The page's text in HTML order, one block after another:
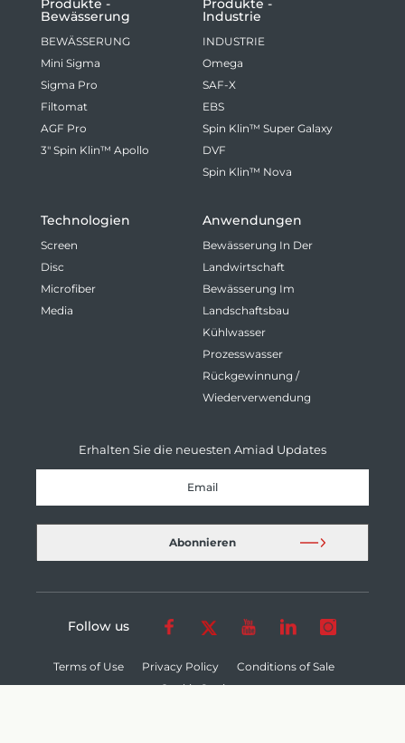
Produkte -
Bewässerung
BEWÄSSERUNG
Mini Sigma
Sigma Pro
Filtomat
AGF Pro
3" Spin Klin™ Apollo
Produkte -
Industrie
INDUSTRIE
Omega
SAF-X
EBS
Spin Klin™ Super Galaxy
DVF
Spin Klin™ Nova
Technologien
Screen
Disc
Microfiber
Media
Anwendungen
Bewässerung In Der
Landwirtschaft
Bewässerung Im
Landschaftsbau
Kühlwasser
Prozesswasser
Rückgewinnung /
Wiederverwendung
Erhalten Sie die neuesten Amiad Updates
Terms of Use Privacy Policy
Conditions of Sale
Cookie Settings
Follow us